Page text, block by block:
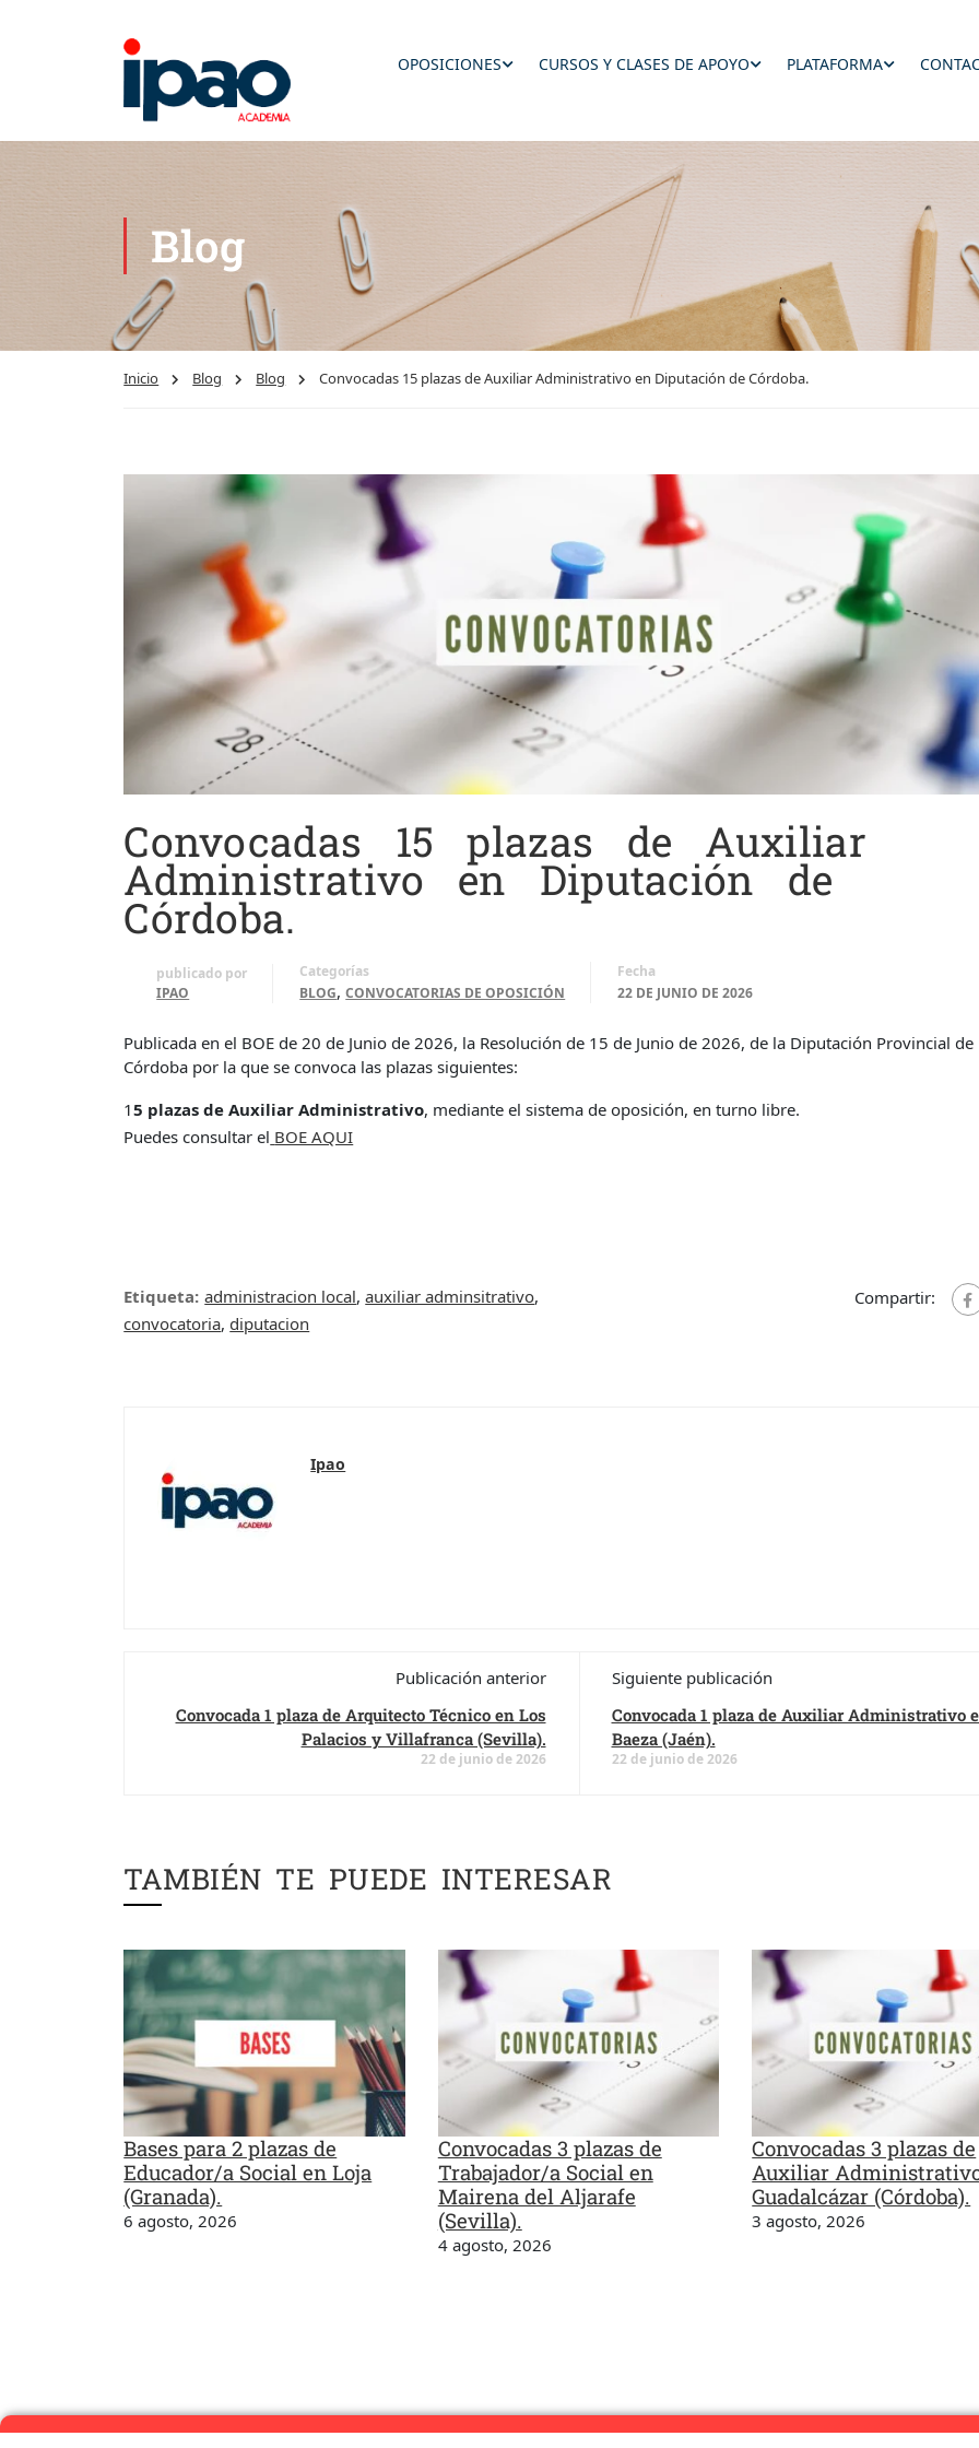
OPOSICIONES CURSOS Y CLASES DE APOYO PLATAFORMA
Blog
Inicio Blog Blog Convocadas 15 plazas de Auxiliar Administrativo en Diputación de Córdoba.
Convocadas 15 plazas de Auxiliar
Administrativo en Diputación de
Córdoba.
publicado por
IPAO
Categorías
BLOG,CONVOCATORIAS DE OPOSICIÓN
Fecha
22 DE JUNIO DE 2026
Publicada en el BOE de 20 de Junio de 2026, la Resolución de 15 de Junio de 2026, de la Diputación Provincial de
Córdoba por la que se convoca las plazas siguientes:
15 plazas de Auxiliar Administrativo, mediante el sistema de oposición, en turno libre.
Puedes consultar el BOE AQUI
Etiqueta: administracion local,auxiliar adminsitrativo,
convocatoria, diputacion
Compartir:
Ipao
Publicación anterior
Convocada 1 plaza de Arquitecto Técnico en Los
Palacios y Villafranca (Sevilla).
22 de junio de 2026
Siguiente publicación
Convocada 1 plaza de Auxiliar Administrativo
Baeza (Jaén).
22 de junio de 2026
TAMBIÉN TE PUEDE INTERESAR
Bases para 2 plazas de
Educador/a Social en Loja
(Granada).
6 agosto, 2026
Convocadas 3 plazas de
Trabajador/a Social en
Mairena del Aljarafe
(Sevilla).
4 agosto, 2026
Convocadas 3 plazas de
Auxiliar
Guadalcázar (Córdoba).
3 agosto, 2026